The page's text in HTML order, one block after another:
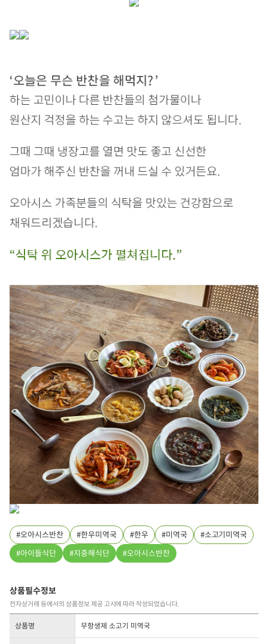
오아시스반찬 한우미역국 한우 미역국
소고기미역국
아이들식단
지중해식단 오아시스반찬
상품필수정보
전자상거래 등에서의 상품정보 제공 고시에 따라 작성되었습니다.
상품명 무항생제 소고기 미역국